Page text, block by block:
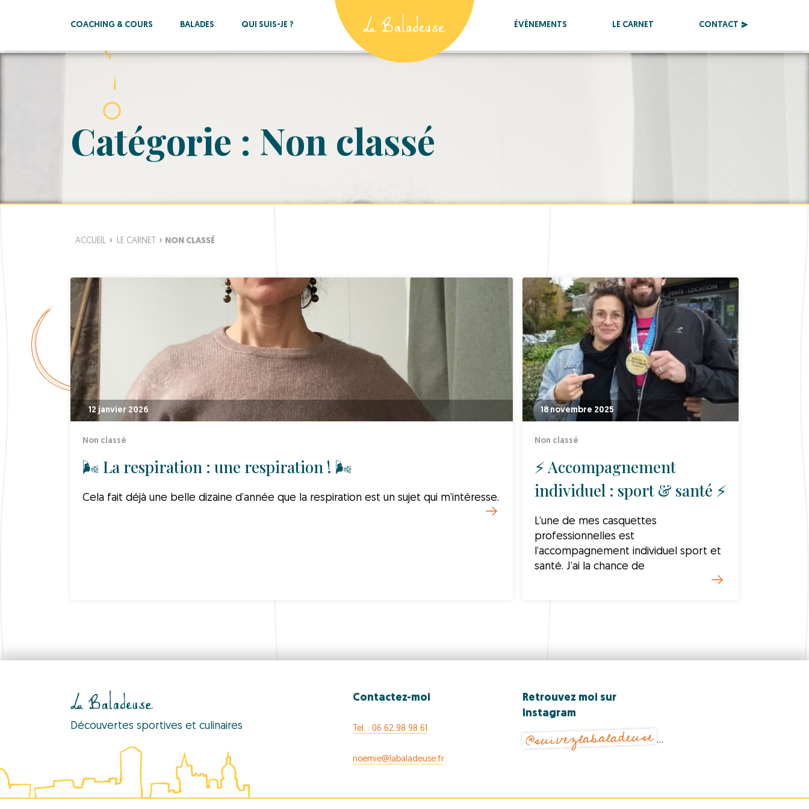
COACHING & COURS BALADES QUI SUIS-JE ? ÉVÈNEMENTS LE CARNET CONTACT
Catégorie : Non classé
ACCUEIL › LE CARNET › NON CLASSÉ
12 janvier 2026
Non classé
🌬️ La respiration : une respiration ! 🌬️
Cela fait déjà une belle dizaine d’année que la respiration est un sujet qui m’intéresse.
18 novembre 2025
Non classé
⚡ Accompagnement
individuel : sport & santé ⚡
L’une de mes casquettes
professionnelles est
l’accompagnement individuel sport et
santé. J’ai la chance de
Découvertes sportives et culinaires
Contactez-moi
Tel. : 06 62 98 98 61
noemie@labaladeuse.fr
Retrouvez moi sur
Instagram
@suivezlabaladeuse …